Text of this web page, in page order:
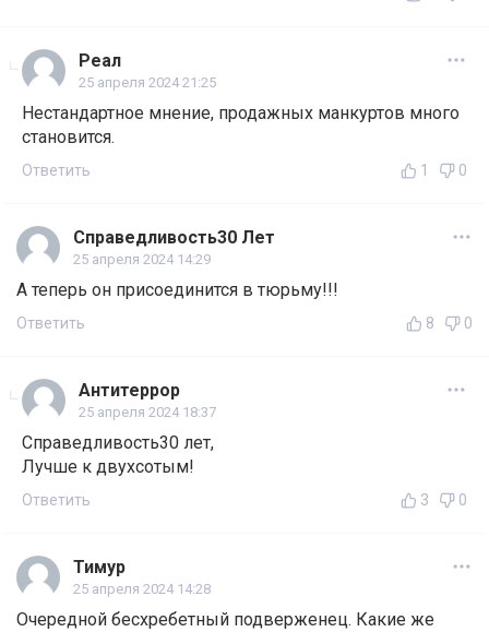
Реал
25 апреля 2024 21:25
Нестандартное мнение, продажных манкуртов много
становится.
Ответить 1 0
Справедливость30 Лет
25 апреля 2024 14:29
А теперь он присоединится в тюрьму!!!
Ответить 8 0
Антитеррор
25 апреля 2024 18:37
Справедливость30 лет,
Лучше к двухсотым!
Ответить 3 0
Тимур
25 апреля 2024 14:28
Очередной бесхребетный подверженец. Какие же